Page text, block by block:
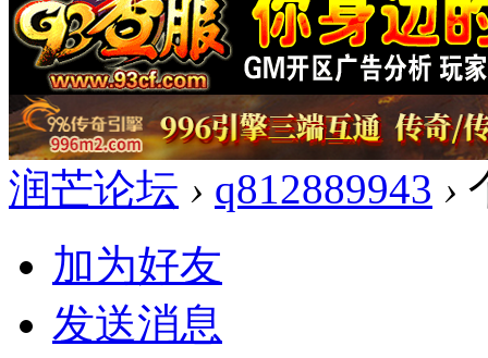
润芒论坛 › q812889943 ›
加为好友
发送消息